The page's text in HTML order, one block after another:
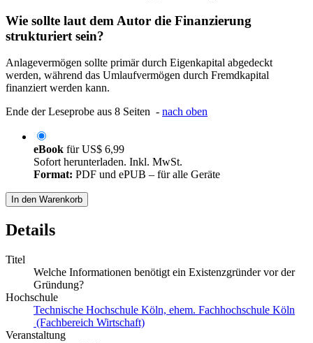
Wie sollte laut dem Autor die Finanzierung
strukturiert sein?
Anlagevermögen sollte primär durch Eigenkapital abgedeckt
werden, während das Umlaufvermögen durch Fremdkapital
finanziert werden kann.
Ende der Leseprobe aus 8 Seiten - nach oben
eBook fürUS$ 6,99
Sofort herunterladen. Inkl. MwSt.
Format: PDF und ePUB – für alle Geräte
In den Warenkorb
Details
Titel
Welche Informationen benötigt ein Existenzgründer vor der
Gründung?
Hochschule
Technische Hochschule Köln, ehem. Fachhochschule Köln
(Fachbereich Wirtschaft)
Veranstaltung